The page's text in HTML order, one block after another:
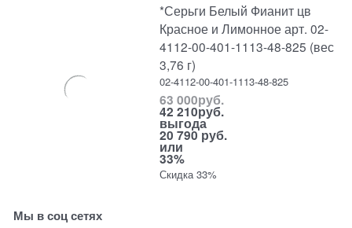
*Серьги Белый Фианит цв
Красное и Лимонное арт. 02-
4112-00-401-1113-48-825 (вес
3,76 г)
02-4112-00-401-1113-48-825
63 000руб.
42 210руб.
выгода
20 790 руб.
или
33%
Скидка 33%
Мы в соц сетях